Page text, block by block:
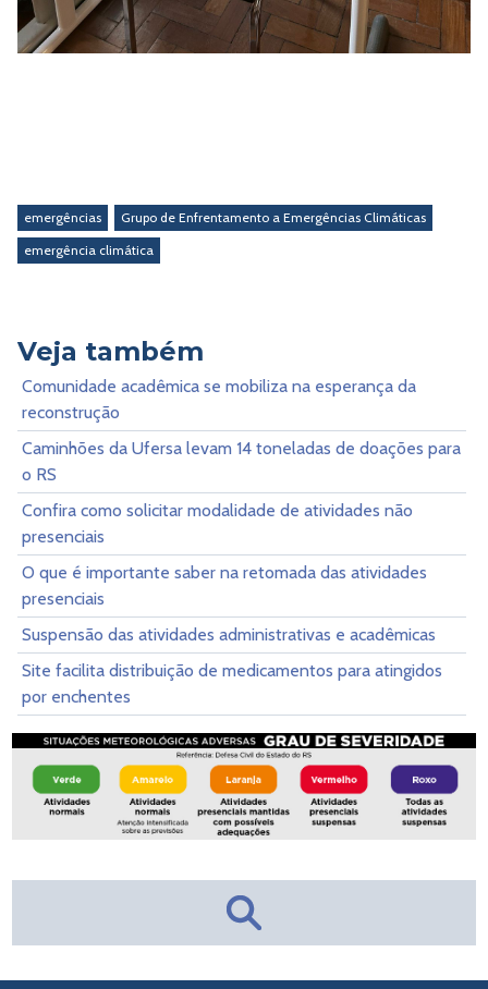
emergências
Grupo de Enfrentamento a Emergências Climáticas
emergência climática
Veja também
Comunidade acadêmica se mobiliza na esperança da
reconstrução
Caminhões da Ufersa levam 14 toneladas de doações para
o RS
Confira como solicitar modalidade de atividades não
presenciais
O que é importante saber na retomada das atividades
presenciais
Suspensão das atividades administrativas e acadêmicas
Site facilita distribuição de medicamentos para atingidos
por enchentes